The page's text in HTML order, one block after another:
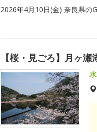
2026年4月10日(金) 奈良県の
【桜・見ごろ】月ヶ瀬